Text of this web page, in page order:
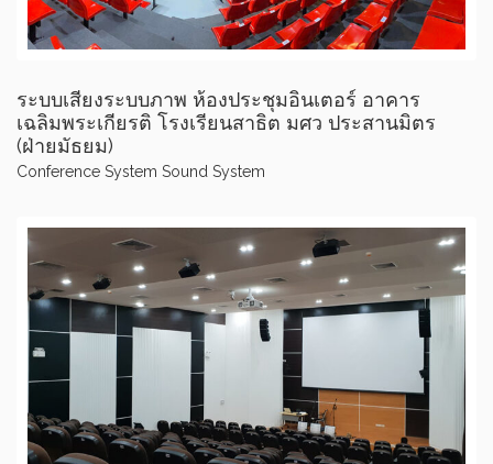
ระบบเสียงระบบภาพ ห้องประชุมอินเตอร์ อาคาร
เฉลิมพระเกียรติ โรงเรียนสาธิต มศว ประสานมิตร
(ฝ่ายมัธยม)
Conference System Sound System